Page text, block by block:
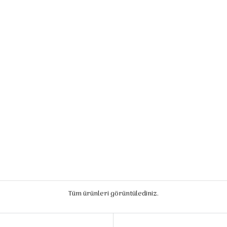
Tüm ürünleri görüntülediniz.